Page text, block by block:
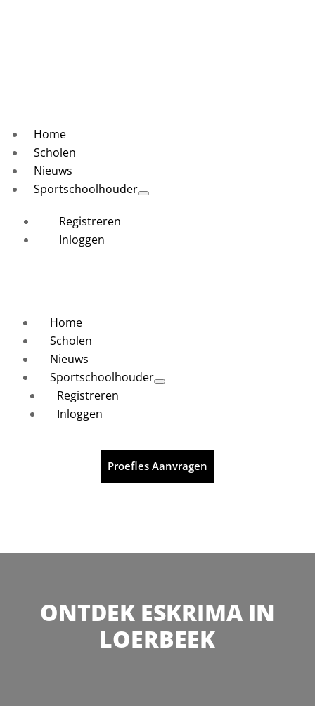
Home
Scholen
Nieuws
Sportschoolhouder
Registreren
Inloggen
Home
Scholen
Nieuws
Sportschoolhouder
Registreren
Inloggen
Proefles Aanvragen
ONTDEK ESKRIMA IN
LOERBEEK